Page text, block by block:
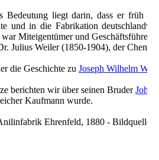
Bedeutung liegt darin, dass er früh
und in die Fabrikation
Miteigentümer und Geschäftsführer
Julius Weiler (1850-1904), der
die Geschichte zu Joseph Wilhelm
berichten wir über seinen BruderJohn
Kaufmann wurde.
Ehrenfeld, 1880 - Bildquelle: